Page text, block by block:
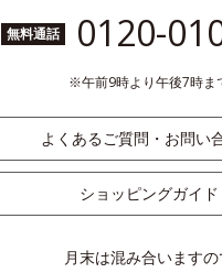
無料通話 0120-
午前9時より午後7時ま
よくあるご質問・お問い
ショッピングガイド
月末は混み合います